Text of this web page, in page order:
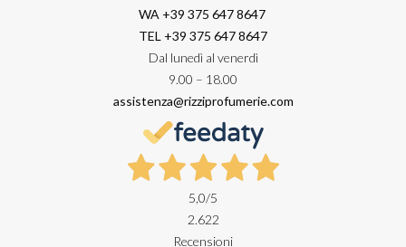
WA +39 375 647 8647
TEL +39 375 647 8647
Dal lunedì al venerdì
9.00 – 18.00
assistenza@rizziprofumerie.com
5,0/5
2.622
Recensioni